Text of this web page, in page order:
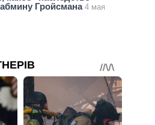
Гройсмана 4 мая